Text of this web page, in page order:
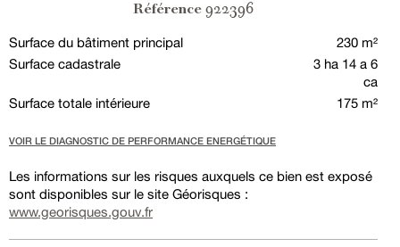
Référence 922396
Surface du bâtiment principal
230 m²
Surface cadastrale
3 ha 14 a 6
ca
Surface totale intérieure
175 m²
VOIR LE DIAGNOSTIC DE PERFORMANCE ENERGÉTIQUE
Les informations sur les risques auxquels ce bien est exposé
sont disponibles sur le site Géorisques :
www.georisques.gouv.fr